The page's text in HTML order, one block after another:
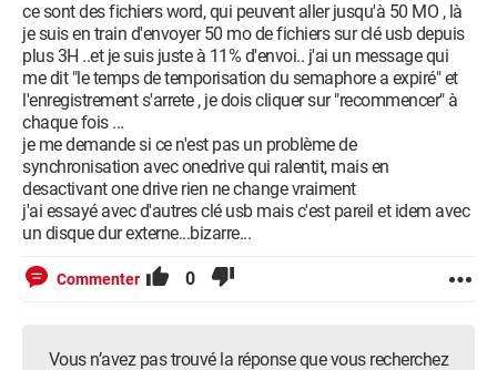
ce sont des fichiers word, qui peuvent aller jusqu'à 50 MO , là
je suis en train d'envoyer 50 mo de fichiers sur clé usb depuis
plus 3H ..et je suis juste à 11% d'envoi.. j'ai un message qui
me dit "le temps de temporisation du semaphore a expiré" et
l'enregistrement s'arrete , je dois cliquer sur "recommencer" à
chaque fois ...
je me demande si ce n'est pas un problème de
synchronisation avec onedrive qui ralentit, mais en
desactivant one drive rien ne change vraiment
j'ai essayé avec d'autres clé usb mais c'est pareil et idem avec
un disque dur externe...bizarre...
Commenter 0
Vous n’avez pas trouvé la réponse que vous recherchez